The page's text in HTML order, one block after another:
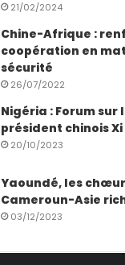
21/02/2024
Chine-Afrique :
coopération en
sécurité
26/07/2022
Nigéria : Forum sur
président chinois
20/10/2023
Yaoundé, les
Cameroun-Asie
03/12/2023